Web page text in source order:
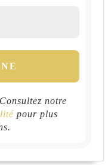
notre
pour plus